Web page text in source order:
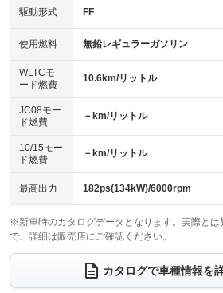
USB入力端子
：装備なし
100V電源
：装備なし
センターデフロック
：装備なし
電動格納ミラー
：装備なし
HID(キセノンライト)
：装備なし
バックカメラ
：装備あり
エアロ
：装備なし
：装備なし
パワーシート
ベンチシート
：装備なし
チップアップシート
：装備なし
：装備なし ：
ウォークスルー
：装備なし
電動リアゲート フ
：
駆動形式 FF
使用燃料 無鉛レギュラーガソリン
WLTCモ
ード燃費
10.6km/リットル
JC08モー
ド燃費
－km/リットル
10/15モー
ド燃費
－km/リットル
最高出力 182ps(134kW)/6000rpm
※新車時のカタログデータとなります。実際とは
で、詳細は販売店にご確認ください。
カタログで車種情報を